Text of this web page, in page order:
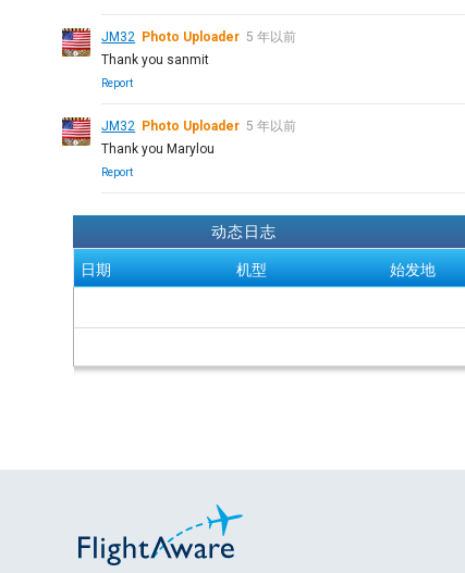
JM32 Photo Uploader 5 年以前
Thank you sanmit
Report
JM32 Photo Uploader 5 年以前
Thank you Marylou
Report
动态日志
日期 机型 始发地